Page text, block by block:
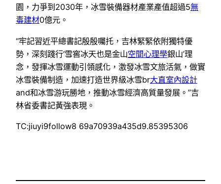
園，力爭到2030年，冰雪裝備器材產業產值超過5無
毒建材0億元。
“牢記習近平總書記殷殷囑托，吉林緊緊依附獨特優
勢，深刻踐行‘雪窖冰天也是金山空間心理學銀山’理
念，發揮冰雪運動引領感化，激發冰雪文旅活氣，做實
冰雪裝備制造，加速打造世界級冰雪br大直室內設計
and和冰雪游玩勝地，推動冰雪經濟高質量發展。”吉
林省委書記黃強表現。
TC:jiuyi9follow8 69a70939a435d9.85395306